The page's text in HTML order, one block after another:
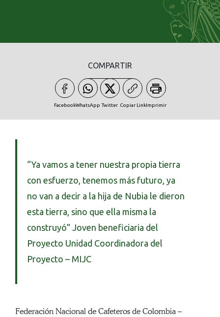
COMPARTIR
FacebookWhatsApp Twitter Copiar LinkImprimir
“Ya vamos a tener nuestra propia tierra
con esfuerzo, tenemos más futuro, ya
no van a decir a la hija de Nubia le dieron
esta tierra, sino que ella misma la
construyó” Joven beneficiaria del
Proyecto Unidad Coordinadora del
Proyecto – MIJC
Federación Nacional de Cafeteros de Colombia –